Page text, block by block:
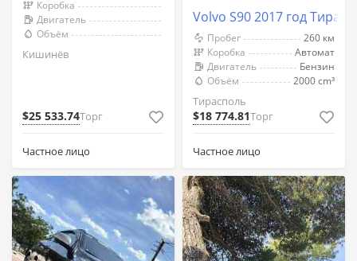
Коробка
Двигатель
Объём
Кишинёв
$25 533.74Торг
Частное лицо
Volvo S90 2017 год
Пробег
260 км
Коробка
Автомат
Двигатель
Бензин
Объём
2000 cm³
Тирасполь
$18 774.81Торг
Частное лицо